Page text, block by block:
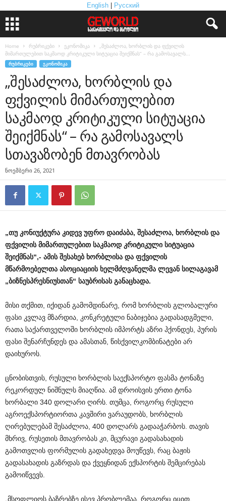
English Русский
Home რუბრიკები ეკონომიკა
„შესაძლოა, ხორბლის და ფქვილის
მიმართულებით საკმაოდ კრიტიკული სიტუაცია შეიქმნას“ – რა გამოსავალს...
ᲠᲣᲑᲠᲘᲙᲔᲑᲘ ᲔᲙᲝᲜᲝᲛᲘᲙᲐ
„შესაძლოა, ხორბლის და
ფქვილის მიმართულებით
საკმაოდ კრიტიკული სიტუაცია
შეიქმნას“ – რა გამოსავალს
სთავაზობენ მთავრობას
ნოემბერი 26, 2021
„თუ კონიუქტურა კიდევ უფრო დაიძაბა, შესაძლოა, ხორბლის და
ფქვილის მიმართულებით საკმაოდ კრიტიკული სიტუაცია
შეიქმნას“,- ამის შესახებ ხორბლისა და ფქვილის
მწარმოებელთა ასოციაციის ხელმძღვანელმა ლევან სილაგავამ
„ბიზნესპრესნიუსთან“ საუბრისას განაცხადა.
მისი თქმით, იქიდან გამომდინარე, რომ ხორბლის გლობალური
ფასი კვლავ მზარდია, კონკრეტული ნაბიჯებია გადასადგმელი,
რათა საქართველოში ხორბლის იმპორტს აზრი ჰქონდეს, პურის
ფასი შენარჩუნდეს და ამასთან, წისქვილკომბინატები არ
დაიხუროს.
ცნობისთვის, რუსული ხორბლის საექსპორტო ფასმა ტონაზე
რეკორდულ ნიშნულს მიაღწია. ამ დროისვის ერთი ტონა
ხორბალი 340 დოლარი ღირს. თუმცა, როგორც რუსული
აგროექსპორტიორთა კავშირი ვარაუდობს, ხორბლის
ღირებულებამ შესაძლოა, 400 დოლარს გადააჭარბოს. თავის
მხრივ, რუსეთის მთავრობას კი, მცურავი გადასახადის
გამოთვლის ფორმულის გადახედვა მოუწევს, რაც ბაჟის
გადასახადის გაზრდას და ქვეყნიდან ექსპორტის შემცირებას
გამოიწვევს.
„მსოფლიოს ბაზრებზე ისევ პრობლემაა. როგორც იცით,